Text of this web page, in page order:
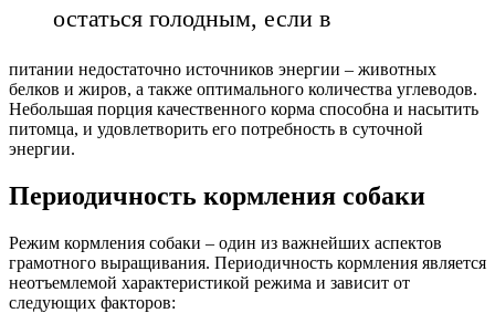
остаться голодным, если в
питании недостаточно источников энергии – животных
белков и жиров, а также оптимального количества углеводов.
Небольшая порция качественного корма способна и насытить
питомца, и удовлетворить его потребность в суточной
энергии.
Периодичность кормления собаки
Режим кормления собаки – один из важнейших аспектов
грамотного выращивания. Периодичность кормления является
неотъемлемой характеристикой режима и зависит от
следующих факторов: